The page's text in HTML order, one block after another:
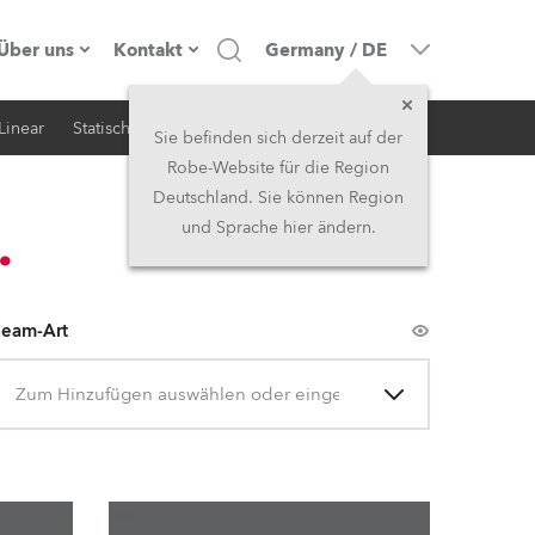
uns
Firmenprofil
Made in the EU
Kariéra (CZ)
Kontakt
Hauptsitz
Hauptsitz & Werk
Asien & Pazifikregion
Germany / DE
Sie befinden sich derzeit auf der
Robe-Website für die Region
Deutschland. Sie können Region
und Sprache hier ändern.
Linear Statisch iSerie Architektur
Art
Zum Hinzufügen auswählen oder eingeben